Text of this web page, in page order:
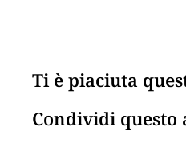
Ti è piaciuta
Condividi questo